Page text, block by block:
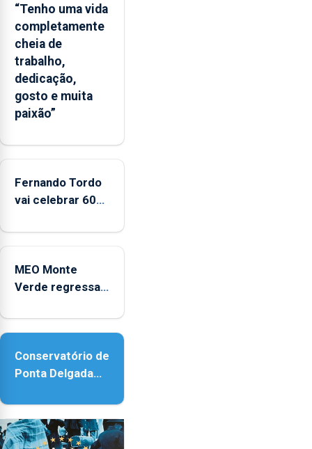
das
Flores
apresenta
um
“decréscimo
significativo”
da
entre
e
2025
“Tenho uma vida
completamente
cheia de
trabalho,
dedicação,
gosto e muita
paixão”
Fernando Tordo
vai celebrar 60
no Coliseu
MEO Monte
Verde regressa
acessibilidade
Conservatório de
Ponta Delgada
novos
instrumentos